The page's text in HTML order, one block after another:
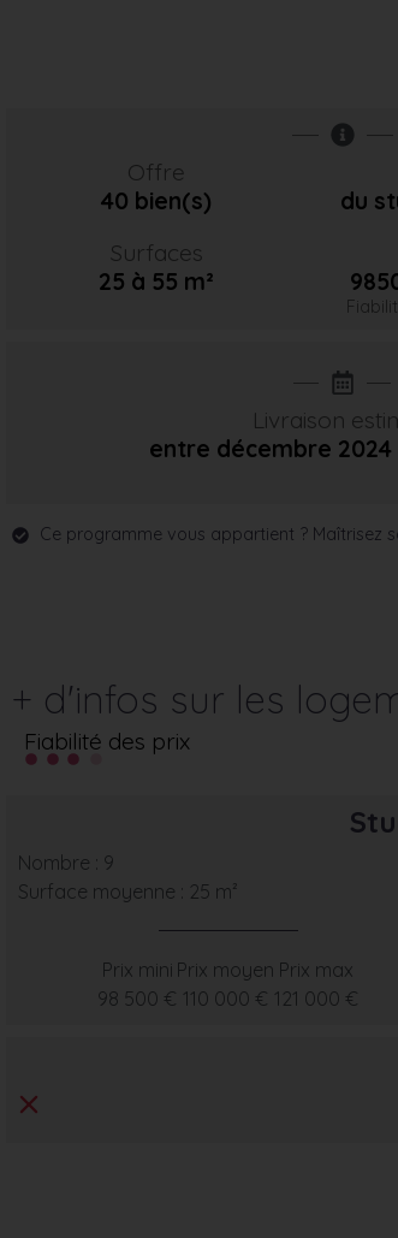
Offre
40 bien(s)
du
Surfaces
25 à 55 m²
Livraison
entre décembre 2024
Ce programme vous appartient ? Maîtrisez
+ d'infos sur les
Fiabilité des prix
Nombre : 9
Surface moyenne : 25 m²
Prix mini
98 500 €
Prix moyen
110 000 €
Prix max
121 000 €